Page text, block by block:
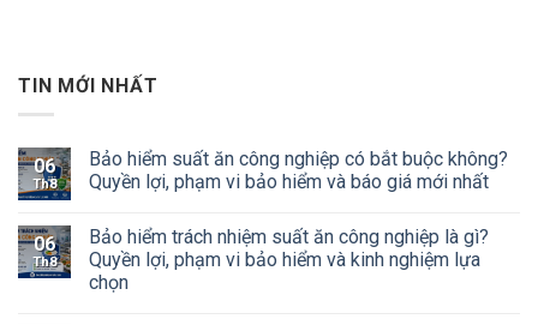
TIN MỚI NHẤT
06
Th8
Bảo hiểm suất ăn công nghiệp có bắt buộc không?
Quyền lợi, phạm vi bảo hiểm và báo giá mới nhất
06
Th8
Bảo hiểm trách nhiệm suất ăn công nghiệp là gì?
Quyền lợi, phạm vi bảo hiểm và kinh nghiệm lựa
chọn